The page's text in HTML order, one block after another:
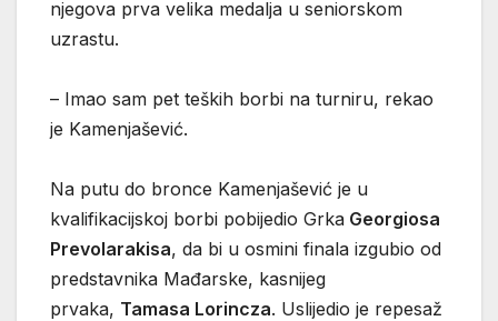
njegova prva velika medalja u seniorskom
uzrastu.
– Imao sam pet teških borbi na turniru, rekao
je Kamenjašević.
Na putu do bronce Kamenjašević je u
kvalifikacijskoj borbi pobijedio Grka Georgiosa
Prevolarakisa, da bi u osmini finala izgubio od
predstavnika Mađarske, kasnijeg
prvaka, Tamasa Lorincza. Uslijedio je repesaž